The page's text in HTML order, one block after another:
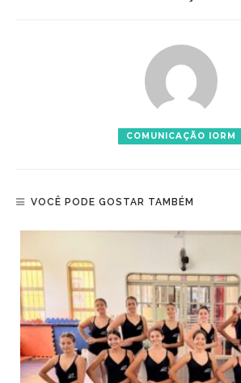
COMUNICAÇÃO IORM
VOCÊ PODE GOSTAR TAMBÉM